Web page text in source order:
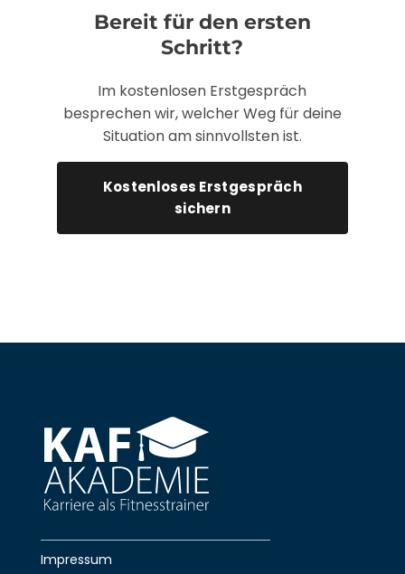
Bereit für den ersten
Schritt?
Im kostenlosen Erstgespräch
besprechen wir, welcher Weg für deine
Situation am sinnvollsten ist.
Kostenloses Erstgespräch
sichern
Impressum